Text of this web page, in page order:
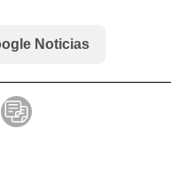
Noticias